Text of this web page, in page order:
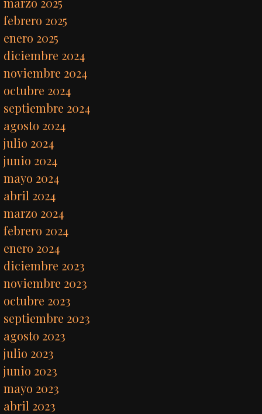
febrero 2025
enero 2025
diciembre 2024
noviembre 2024
octubre 2024
septiembre 2024
agosto 2024
julio 2024
junio 2024
mayo 2024
abril 2024
marzo 2024
febrero 2024
enero 2024
diciembre 2023
noviembre 2023
octubre 2023
septiembre 2023
agosto 2023
julio 2023
junio 2023
mayo 2023
abril 2023